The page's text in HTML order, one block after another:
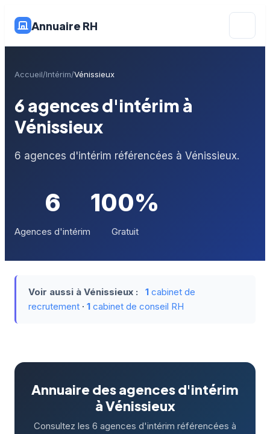
Annuaire RH
Accueil Intérim Vénissieux
6 agences d'intérim à
Vénissieux
6 agences d'intérim référencées à Vénissieux.
6
Agences d'intérim
100%
Gratuit
Voir aussi à Vénissieux : 1 cabinet de
recrutement · 1 cabinet de conseil RH
Annuaire des agences d'intérim
à Vénissieux
Consultez les 6 agences d'intérim référencées à